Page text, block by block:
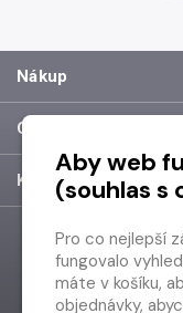
Nákup
O společnosti
Kontakt
Aby web
(souhlas s
Pro co nejlepší
fungovalo
máte v košíku,
objednávky,